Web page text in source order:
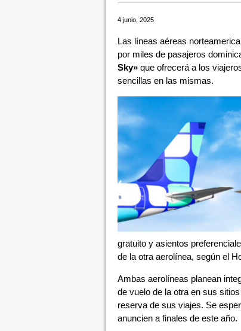
4 junio, 2025
Las líneas aéreas
por miles de pasajeros
Sky»que ofrecerá a los
sencillas en las mismas.
gratuito y asientos
de la otra aerolínea, según el
Ambas aerolíneas planean
de vuelo de la otra en sus
reserva de sus viajes. Se
anuncien a finales de este año.